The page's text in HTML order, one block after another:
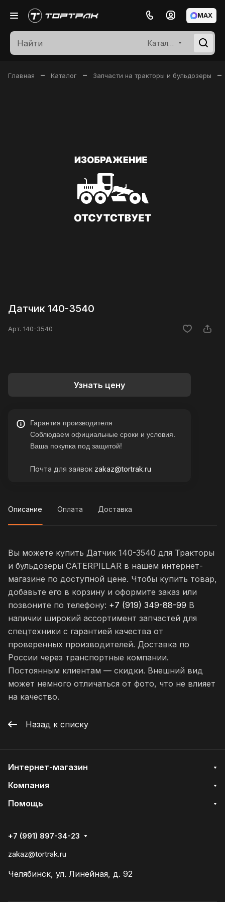
Каталог
MAX
Главная – Каталог – Запчасти на тракторы и бульдозеры –
Датчик 140-3540
Арт. 140-3540
Узнать цену
Гарантия производителя
Соблюдаем официальные сроки и условия.
Ваша покупка под защитой!
Почта для заявок zakaz@tortrak.ru
Описание Оплата Доставка
Вы можете купить Датчик 140-3540 для Тракторы
и бульдозеры CATERPILLAR в нашем интернет-
магазине по доступной цене. Чтобы купить товар,
добавьте его в корзину и оформите заказ или
позвоните по телефону: +7 (919) 349-88-99 В
наличии широкий ассортимент запчастей для
спецтехники с гарантией качества от
проверенных производителей. Доставка по
России через транспортные компании.
Постоянным клиентам — скидки. Внешний вид
может немного отличаться от фото, что не влияет
на качество.
Назад к списку
Интернет-магазин
Компания
Помощь
+7 (991) 897-34-23
zakaz@tortrak.ru
Челябинск, ул. Линейная, д. 92